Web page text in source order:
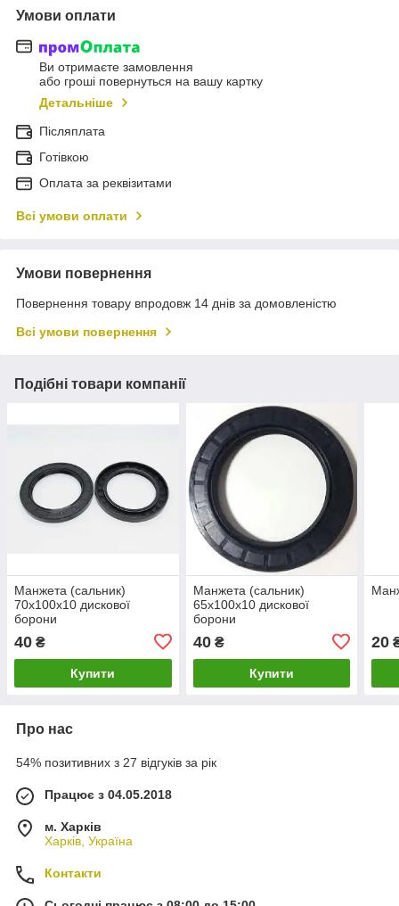
Умови оплати
Ви отримаєте замовлення
або гроші повернуться на вашу картку
Детальніше
Післяплата
Готівкою
Оплата за реквізитами
Всі умови оплати
Умови повернення
Повернення товару впродовж 14 днів за домовленістю
Всі умови повернення
Подібні товари компанії
Манжета (сальник)
70х100х10 дискової
борони
40 ₴
Купити
Манжета (сальник)
65х100х10 дискової
борони
40₴
Купити
20
Про нас
54% позитивних з 27 відгуків за рік
Працює з 04.05.2018
м. Харків
Харків, Україна
Контакти